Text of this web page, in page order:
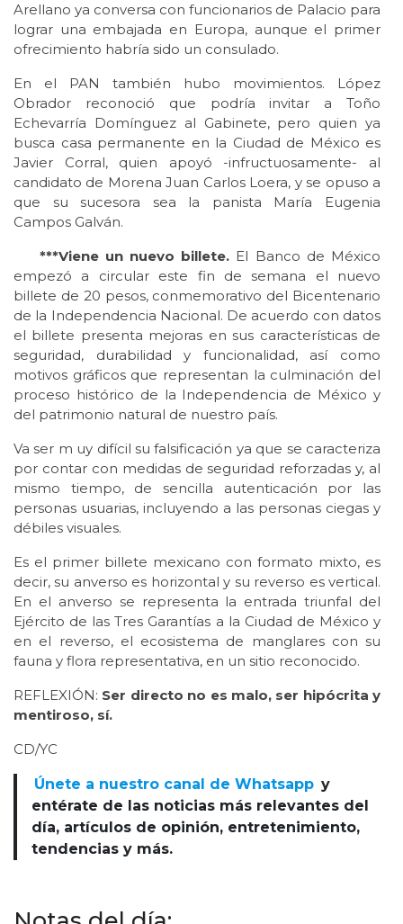
Arellano ya conversa con funcionarios de Palacio para
lograr una embajada en Europa, aunque el primer
ofrecimiento habría sido un consulado.
En el PAN también hubo movimientos. López
Obrador reconoció que podría invitar a Toño
Echevarría Domínguez al Gabinete, pero quien ya
busca casa permanente en la Ciudad de México es
Javier Corral, quien apoyó -infructuosamente- al
candidato de Morena Juan Carlos Loera, y se opuso a
que su sucesora sea la panista María Eugenia
Campos Galván.
***Viene un nuevo billete. El Banco de México
empezó a circular este fin de semana el nuevo
billete de 20 pesos, conmemorativo del Bicentenario
de la Independencia Nacional. De acuerdo con datos
el billete presenta mejoras en sus características de
seguridad, durabilidad y funcionalidad, así como
motivos gráficos que representan la culminación del
proceso histórico de la Independencia de México y
del patrimonio natural de nuestro país.
Va ser m uy difícil su falsificación ya que se caracteriza
por contar con medidas de seguridad reforzadas y, al
mismo tiempo, de sencilla autenticación por las
personas usuarias, incluyendo a las personas ciegas y
débiles visuales.
Es el primer billete mexicano con formato mixto, es
decir, su anverso es horizontal y su reverso es vertical.
En el anverso se representa la entrada triunfal del
Ejército de las Tres Garantías a la Ciudad de México y
en el reverso, el ecosistema de manglares con su
fauna y flora representativa, en un sitio reconocido.
REFLEXIÓN: Ser directo no es malo, ser hipócrita y
mentiroso, sí.
CD/YC
Únete a nuestro canal de Whatsapp y
entérate de las noticias más relevantes del
día, artículos de opinión, entretenimiento,
tendencias y más.